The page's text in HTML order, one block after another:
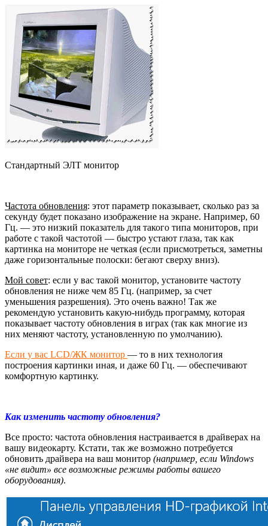
Стандартный ЭЛТ монитор
Частота обновления: этот параметр показывает, сколько раз за
секунду будет показано изображение на экране. Например, 60
Гц. — это низкий показатель для такого типа мониторов, при
работе с такой частотой — быстро устают глаза, так как
картинка на мониторе не четкая (если присмотреться, заметны
даже горизонтальные полоски: бегают сверху вниз).
Мой совет: если у вас такой монитор, установите частоту
обновления не ниже чем 85 Гц. (например, за счет
уменьшения разрешения). Это очень важно! Так же
рекомендую установить какую-нибудь программу, которая
показывает частоту обновления в играх (так как многие из
них меняют частоту, установленную по умолчанию).
Если у вас LCD/ЖК монитор — то в них технология
построения картинки иная, и даже 60 Гц. — обеспечивают
комфортную картинку.
Как изменить частоту обновления?
Все просто: частота обновления настраивается в драйверах на
вашу видеокарту. Кстати, так же возможно потребуется
обновить драйвера на ваш монитор (например, если Windows
«не видит» все возможные режимы работы вашего
оборудования).